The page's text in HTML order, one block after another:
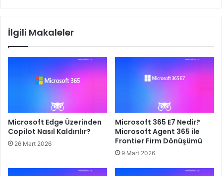
İlgili Makaleler
Microsoft Edge Üzerinden
Copilot Nasıl Kaldırılır?
26 Mart 2026
Microsoft 365 E7 Nedir?
Microsoft Agent 365 ile
Frontier Firm Dönüşümü
9 Mart 2026